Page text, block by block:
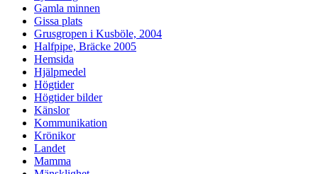
Gamla minnen
Gissa plats
Grusgropen i Kusböle, 2004
Halfpipe, Bräcke 2005
Hemsida
Hjälpmedel
Högtider
Högtider bilder
Känslor
Kommunikation
Krönikor
Landet
Mamma